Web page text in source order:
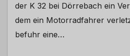
der K 32 bei Dörrebach ein
dem ein Motorradfahrer
befuhr eine…